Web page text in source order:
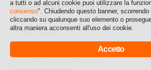
Telefono contatto per il Business:
0521 219282
Responsabile
a tutti o ad alcuni cookie puoi utilizzare la
consenso". Chiudendo questo banner,
cliccando su qualunque suo elemento o
altra maniera acconsenti all'uso dei cookie.
Accetto